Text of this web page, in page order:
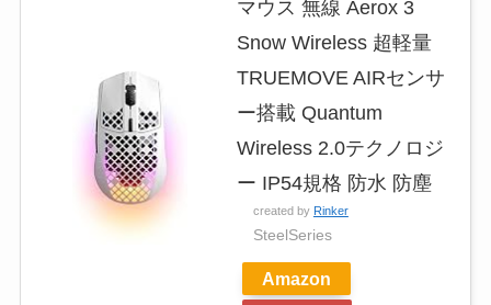
マウス 無線 Aerox 3
Snow Wireless 超軽量
TRUEMOVE AIRセンサ
ー搭載 Quantum
Wireless 2.0テクノロジ
ー IP54規格 防水 防塵
created by Rinker
SteelSeries
Amazon